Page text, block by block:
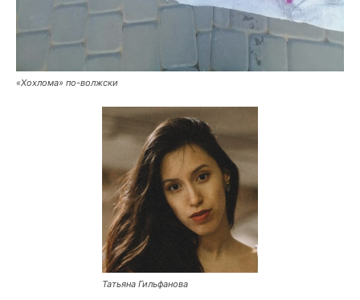
«Хохлома» по-волжски
Татьяна Гильфанова